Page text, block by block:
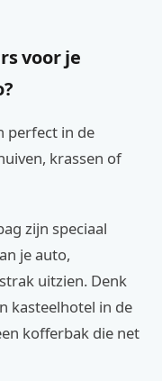
voor je
perfect in de
krassen of
zijn speciaal
je auto,
uitzien. Denk
kasteelhotel in de
kofferbak die net